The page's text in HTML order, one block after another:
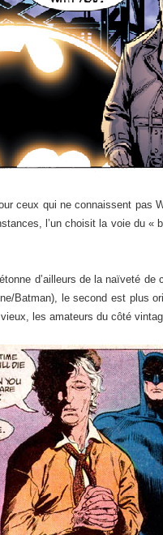
ceux qui ne connaissent
l’un choisit la voie du
d’ailleurs de la naïveté
Batman), le second est plus
les amateurs du côté